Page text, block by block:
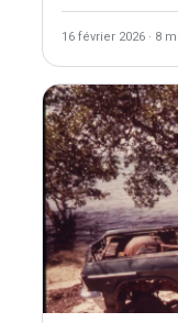
16 février 2026 · 8